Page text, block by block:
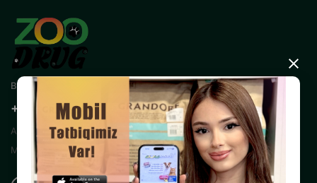
×
Bizimlə əlaqə
+99450 200 35 13
Azərbaycanın Mərkəzi İnternet Zoo
Mağazası